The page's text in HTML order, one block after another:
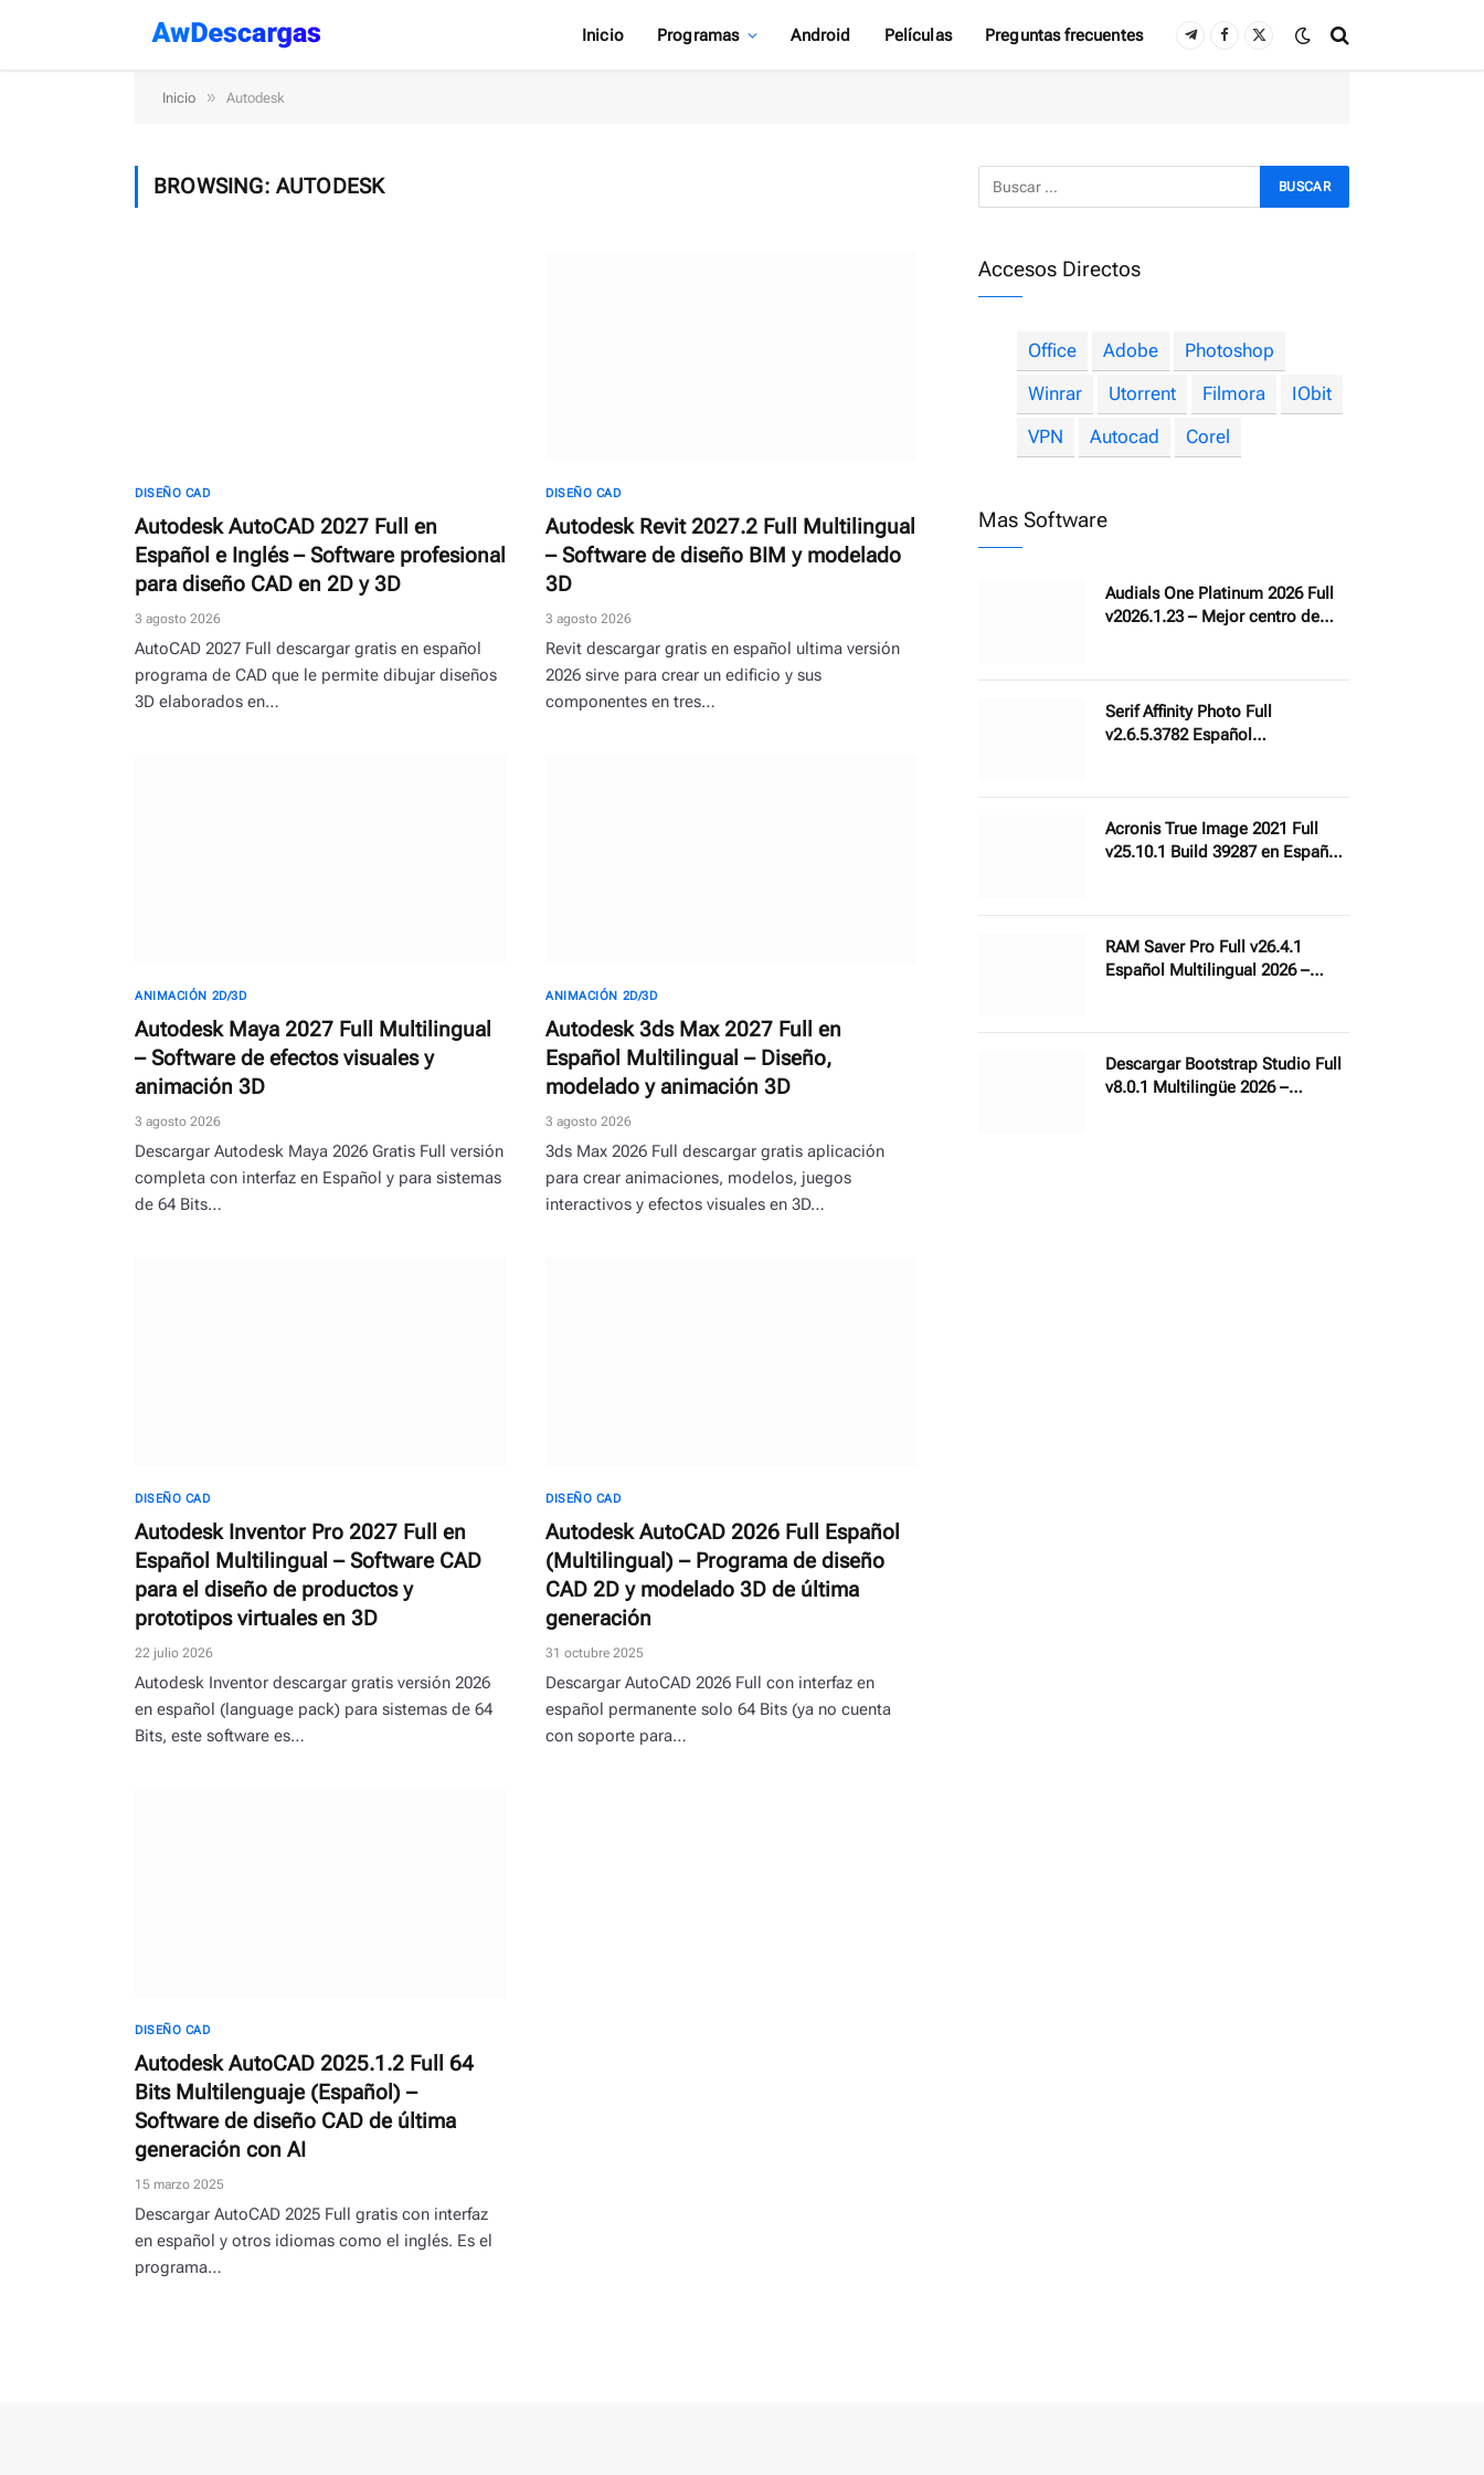
Inicio Programas Android Películas Preguntas frecuentes TelegramFacebook
X
Inicio » Autodesk
BROWSING: AUTODESK
DISEÑO CAD
Autodesk AutoCAD 2027 Full en
Español e Inglés – Software profesional
para diseño CAD en 2D y 3D
3 agosto 2026
AutoCAD 2027 Full descargar gratis en español
programa de CAD que le permite dibujar diseños
3D elaborados en…
DISEÑO CAD
Autodesk Revit 2027.2 Full Multilingual
– Software de diseño BIM y modelado
3D
3 agosto 2026
Revit descargar gratis en español ultima versión
2026 sirve para crear un edificio y sus
componentes en tres…
ANIMACIÓN 2D/3D
Autodesk Maya 2027 Full Multilingual
– Software de efectos visuales y
animación 3D
3 agosto 2026
Descargar Autodesk Maya 2026 Gratis Full versión
completa con interfaz en Español y para sistemas
de 64 Bits…
ANIMACIÓN 2D/3D
Autodesk 3ds Max 2027 Full en
Español Multilingual – Diseño,
modelado y animación 3D
3 agosto 2026
3ds Max 2026 Full descargar gratis aplicación
para crear animaciones, modelos, juegos
interactivos y efectos visuales en 3D…
DISEÑO CAD
Autodesk Inventor Pro 2027 Full en
Español Multilingual – Software CAD
para el diseño de productos y
prototipos virtuales en 3D
22 julio 2026
Autodesk Inventor descargar gratis versión 2026
en español (language pack) para sistemas de 64
Bits, este software es…
DISEÑO CAD
Autodesk AutoCAD 2026 Full Español
(Multilingual) – Programa de diseño
CAD 2D y modelado 3D de última
generación
31 octubre 2025
Descargar AutoCAD 2026 Full con interfaz en
español permanente solo 64 Bits (ya no cuenta
con soporte para…
DISEÑO CAD
Autodesk AutoCAD 2025.1.2 Full 64
Bits Multilenguaje (Español) –
Software de diseño CAD de última
generación con AI
15 marzo 2025
Descargar AutoCAD 2025 Full gratis con interfaz
en español y otros idiomas como el inglés. Es el
programa…
Accesos Directos
Office Adobe
Photoshop
Winrar
Utorrent Filmora
IObit
VPN
Autocad Corel
Mas Software
Audials One Platinum 2026 Full
v2026.1.23 – Mejor centro de
Serif Affinity Photo Full
v2.6.5.3782 Español
Acronis True Image 2021 Full
v25.10.1 Build 39287 en Español
RAM Saver Pro Full v26.4.1
Español Multilingual 2026 –
Descargar Bootstrap Studio Full
v8.0.1 Multilingüe 2026 –